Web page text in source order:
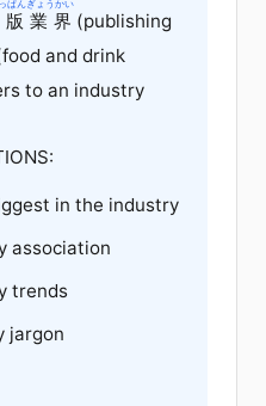
ぱん
業界
ぎょうかい
(publishing
and drink
to an industry
in the industry
association
trends
jargon